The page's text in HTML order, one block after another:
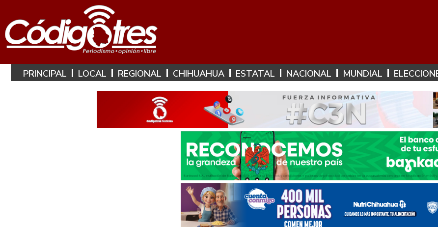
PRINCIPAL LOCAL REGIONAL CHIHUAHUA ESTATAL NACIONAL MUNDIAL